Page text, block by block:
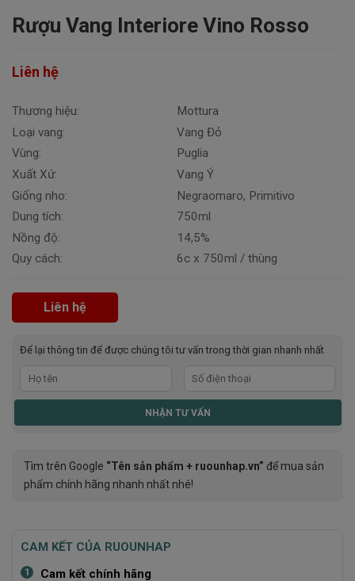
Rượu Vang Interiore Vino Rosso
Liên hệ
Thương hiệu:
Loại vang:
Vùng:
Xuất Xứ:
Giống nho:
Dung tích:
Nồng độ:
Quy cách:
Mottura
Vang Đỏ
Puglia
Vang Ý
Negraomaro, Primitivo
750ml
14,5%
6c x 750ml / thùng
Liên hệ
Để lại thông tin để được chúng tôi tư vấn trong thời gian nhanh nhất
Tìm trên Google “Tên sản phẩm + ruounhap.vn” để mua sản
phẩm chính hãng nhanh nhất nhé!
CAM KẾT CỦA RUOUNHAP
1 Cam kết chính hãng